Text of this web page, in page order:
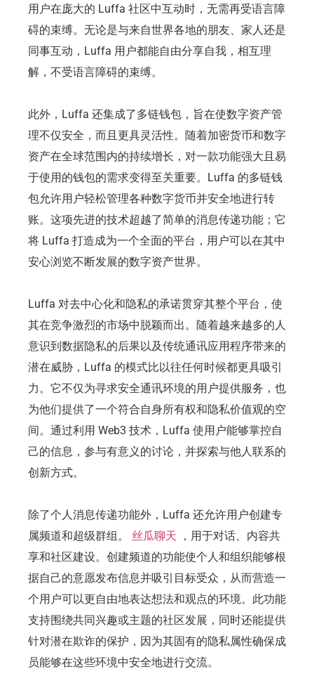
用户在庞大的 Luffa 社区中互动时，无需再受语言障
碍的束缚。无论是与来自世界各地的朋友、家人还是
同事互动，Luffa 用户都能自由分享自我，相互理
解，不受语言障碍的束缚。
此外，Luffa 还集成了多链钱包，旨在使数字资产管
理不仅安全，而且更具灵活性。随着加密货币和数字
资产在全球范围内的持续增长，对一款功能强大且易
于使用的钱包的需求变得至关重要。Luffa 的多链钱
包允许用户轻松管理各种数字货币并安全地进行转
账。这项先进的技术超越了简单的消息传递功能；它
将 Luffa 打造成为一个全面的平台，用户可以在其中
安心浏览不断发展的数字资产世界。
Luffa 对去中心化和隐私的承诺贯穿其整个平台，使
其在竞争激烈的市场中脱颖而出。随着越来越多的人
意识到数据隐私的后果以及传统通讯应用程序带来的
潜在威胁，Luffa 的模式比以往任何时候都更具吸引
力。它不仅为寻求安全通讯环境的用户提供服务，也
为他们提供了一个符合自身所有权和隐私价值观的空
间。通过利用 Web3 技术，Luffa 使用户能够掌控自
己的信息，参与有意义的讨论，并探索与他人联系的
创新方式。
除了个人消息传递功能外，Luffa 还允许用户创建专
属频道和超级群组。 丝瓜聊天 ，用于对话、内容共
享和社区建设。创建频道的功能使个人和组织能够根
据自己的意愿发布信息并吸引目标受众，从而营造一
个用户可以更自由地表达想法和观点的环境。此功能
支持围绕共同兴趣或主题的社区发展，同时还能提供
针对潜在欺诈的保护，因为其固有的隐私属性确保成
员能够在这些环境中安全地进行交流。